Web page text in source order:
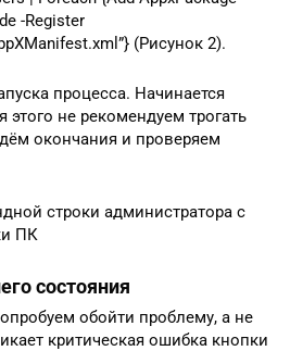
-Register
(Рисунок 2).
процесса. Начинается
этого не рекомендуем трогать
окончания и проверяем
строки администратора с
ПК
состояния
обойти проблему, а не
критическая ошибка кнопки